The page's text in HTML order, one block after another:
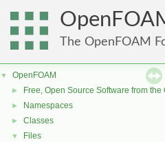
The OpenFOAM
▼ OpenFOAM
► Free, Open Source Software from
► Namespaces
► Classes
▼ Files